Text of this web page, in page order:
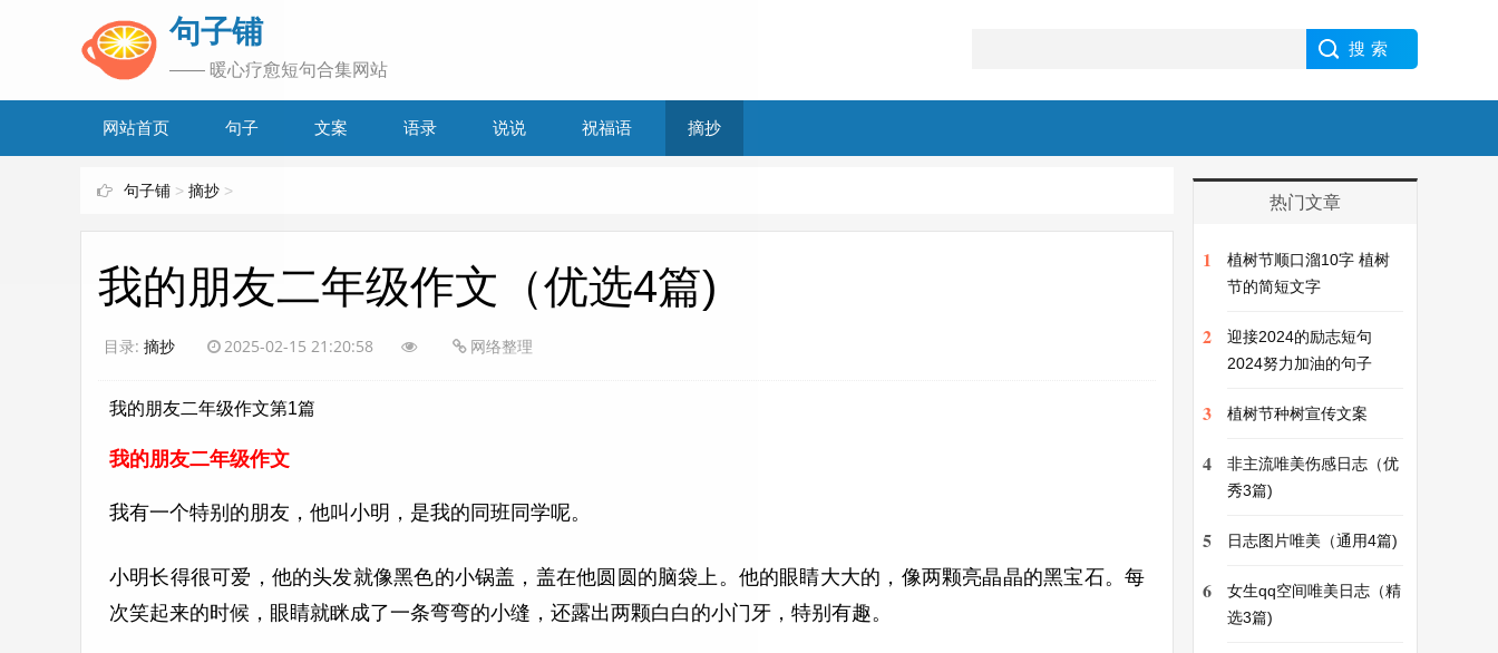
句子铺
—— 暖心疗愈短句合集网站
网站首页 句子 文案 语录 说说 祝福语 摘抄
句子铺 > 摘抄 >
我的朋友二年级作文（优选4篇)
目录: 摘抄 2025-02-15 21:20:58 网络整理
我的朋友二年级作文第1篇
我的朋友二年级作文
我有一个特别的朋友，他叫小明，是我的同班同学呢。
小明长得很可爱，他的头发就像黑色的小锅盖，盖在他圆圆的脑袋上。他的眼睛大大的，像两颗亮晶晶的黑宝石。每
次笑起来的时候，眼睛就眯成了一条弯弯的小缝，还露出两颗白白的小门牙，特别有趣。
热门文章
1
植树节顺口溜10字 植树
节的简短文字
2
迎接2024的励志短句
2024努力加油的句子
3 植树节种树宣传文案
4
非主流唯美伤感日志（优
秀3篇)
5 日志图片唯美（通用4篇)
6
女生qq空间唯美日志（精
选3篇)